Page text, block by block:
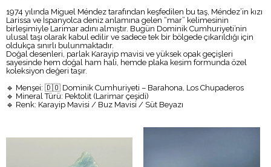
1974 yılında Miguel Méndez tarafından keşfedilen bu taş, Méndez’in kızı
Larissa ve İspanyolca deniz anlamına gelen “mar” kelimesinin
birleşimiyle Larimar adını almıştır. Bugün Dominik Cumhuriyeti’nin
ulusal taşı olarak kabul edilir ve sadece tek bir bölgede çıkarıldığı için
oldukça sınırlı bulunmaktadır.
Doğal desenleri, parlak Karayip mavisi ve yüksek opak geçişleri
sayesinde hem doğal ham hali, hemde plaka kesim formunda özel
koleksiyon değeri taşır.
🔹 Menşei: 🇩🇴 Dominik Cumhuriyeti – Barahona, Los Chupaderos
🔹 Mineral Türü: Pektolit (Larimar çeşidi)
🔹 Renk: Karayip Mavisi / Buz Mavisi / Süt Beyazı